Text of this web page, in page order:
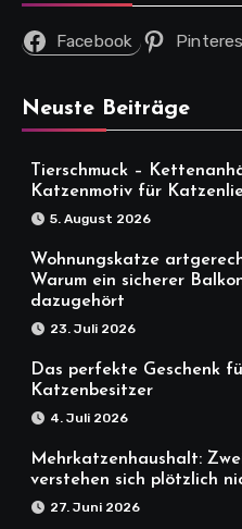
Facebook
Neuste Beiträge
Tierschmuck –
Katzenmotiv für
5. August 2026
Wohnungskatze
Warum ein sicherer
dazugehört
23. Juli 2026
Das perfekte Geschenk
Katzenbesitzer
4. Juli 2026
Mehrkatzenhaushalt:
verstehen sich plötzlich
27. Juni 2026